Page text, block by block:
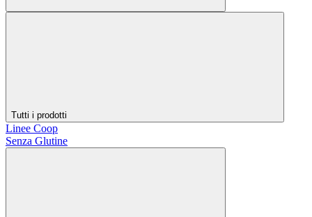
Tutti i prodotti
Linee Coop
Senza Glutine